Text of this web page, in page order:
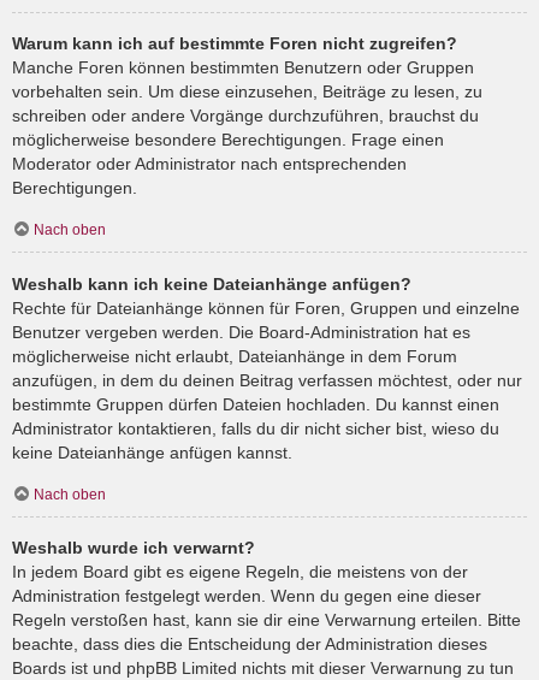
Warum kann ich auf bestimmte Foren nicht zugreifen?
Manche Foren können bestimmten Benutzern oder Gruppen
vorbehalten sein. Um diese einzusehen, Beiträge zu lesen, zu
schreiben oder andere Vorgänge durchzuführen, brauchst du
möglicherweise besondere Berechtigungen. Frage einen
Moderator oder Administrator nach entsprechenden
Berechtigungen.
Nach oben
Weshalb kann ich keine Dateianhänge anfügen?
Rechte für Dateianhänge können für Foren, Gruppen und einzelne
Benutzer vergeben werden. Die Board-Administration hat es
möglicherweise nicht erlaubt, Dateianhänge in dem Forum
anzufügen, in dem du deinen Beitrag verfassen möchtest, oder nur
bestimmte Gruppen dürfen Dateien hochladen. Du kannst einen
Administrator kontaktieren, falls du dir nicht sicher bist, wieso du
keine Dateianhänge anfügen kannst.
Nach oben
Weshalb wurde ich verwarnt?
In jedem Board gibt es eigene Regeln, die meistens von der
Administration festgelegt werden. Wenn du gegen eine dieser
Regeln verstoßen hast, kann sie dir eine Verwarnung erteilen. Bitte
beachte, dass dies die Entscheidung der Administration dieses
Boards ist und phpBB Limited nichts mit dieser Verwarnung zu tun